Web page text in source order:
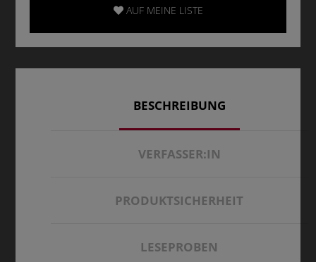
AUF MEINE LISTE
BESCHREIBUNG
VERFASSER:IN
PRODUKTSICHERHEIT
LESEPROBEN